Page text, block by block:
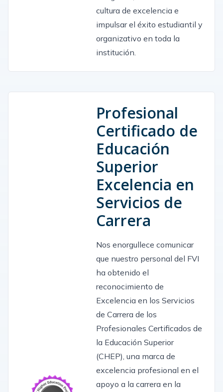
cultura de excelencia e
impulsar el éxito estudiantil y
organizativo en toda la
institución.
Profesional
Certificado de
Educación
Superior
Excelencia en
Servicios de
Carrera
Nos enorgullece comunicar
que nuestro personal del FVI
ha obtenido el
reconocimiento de
Excelencia en los Servicios
de Carrera de los
Profesionales Certificados de
la Educación Superior
(CHEP), una marca de
excelencia profesional en el
apoyo a la carrera en la